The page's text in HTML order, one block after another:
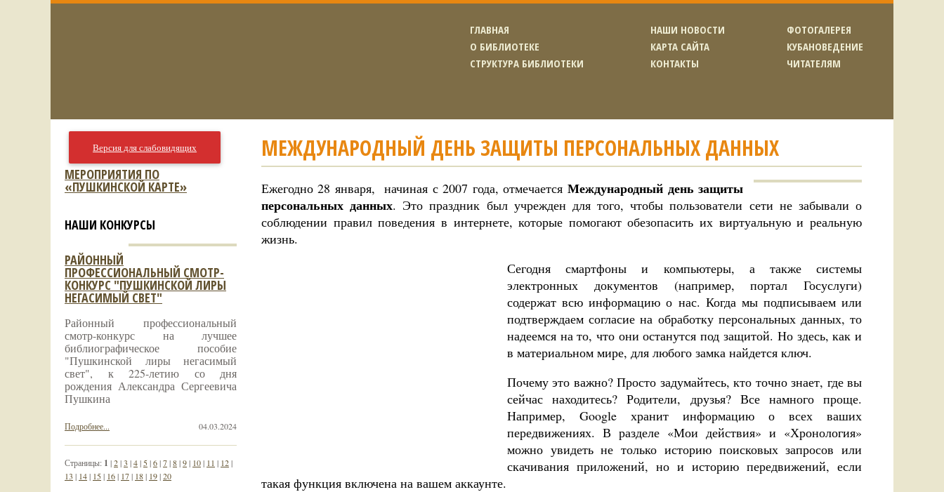
ГЛАВНАЯ
О БИБЛИОТЕКЕ
СТРУКТУРА БИБЛИОТЕКИ
НАШИ НОВОСТИ
КАРТА САЙТА
КОНТАКТЫ
ФОТОГАЛЕРЕЯ
КУБАНОВЕДЕНИЕ
ЧИТАТЕЛЯМ
МЕЖДУНАРОДНЫЙ ДЕНЬ ЗАЩИТЫ ПЕРСОНАЛЬНЫХ ДАННЫХ
Ежегодно 28 января, начиная с 2007 года, отмечаетсяМеждународный день защиты
персональных данных. Это праздник был учрежден для того, чтобы пользователи сети не забывали о
соблюдении правил поведения в интернете, которые помогают обезопасить их виртуальную и реальную
жизнь.
Сегодня смартфоны и компьютеры, а также системы
электронных документов (например, портал Госуслуги)
содержат всю информацию о нас. Когда мы подписываем или
подтверждаем согласие на обработку персональных данных, то
надеемся на то, что они останутся под защитой. Но здесь, как и
в материальном мире, для любого замка найдется ключ.
Почему это важно? Просто задумайтесь, кто точно знает, где вы
сейчас находитесь? Родители, друзья? Все намного проще.
Например, Google хранит информацию о всех ваших
передвижениях. В разделе «Мои действия» и «Хронология»
можно увидеть не только историю поисковых запросов или
скачивания приложений, но и историю передвижений, если
такая функция включена на вашем аккаунте.
Версия для слабовидящих
МЕРОПРИЯТИЯ ПО
«ПУШКИНСКОЙ КАРТЕ»
НАШИ КОНКУРСЫ
РАЙОННЫЙ
ПРОФЕССИОНАЛЬНЫЙ СМОТР-
КОНКУРС "ПУШКИНСКОЙ ЛИРЫ
НЕГАСИМЫЙ СВЕТ"
Районный профессиональный
смотр-конкурс на лучшее
библиографическое пособие
"Пушкинской лиры негасимый
свет", к 225-летию со дня
рождения Александра Сергеевича
Пушкина
04.03.2024
Подробнее...
Страницы: 1 |2|3 |4| 5|6|7|8|9| 10| 11 | 12|
13 | 14| 15| 16| 17| 18| 19|20